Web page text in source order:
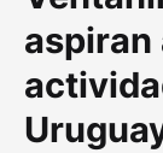
aspiran